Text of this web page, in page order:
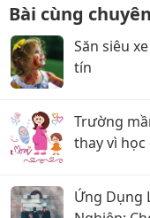
Bài cùng
Săn siêu
tín
Trường
thay vì
Ứng Dụng